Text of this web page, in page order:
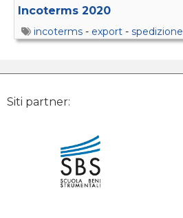
Incoterms 2020
incoterms - export - spedizione
Siti partner: